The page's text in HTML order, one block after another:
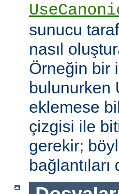
sunucu
nasıl
Örneğin bir
bulunurken
eklemese
çizgisi ile
gerekir;